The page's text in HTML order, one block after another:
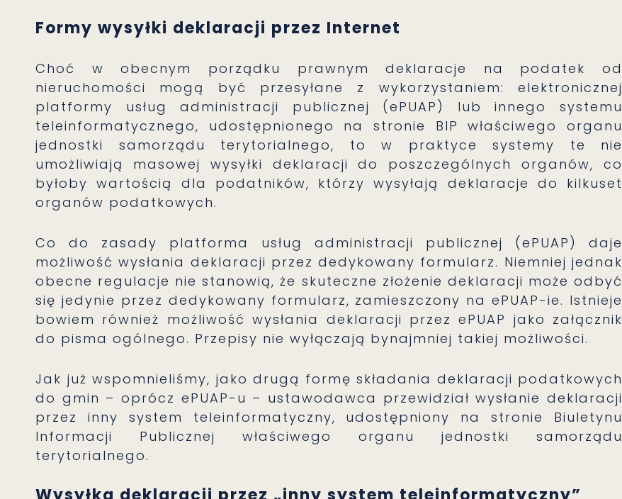
Formy wysyłki deklaracji przez Internet
Choć w obecnym porządku prawnym deklaracje na podatek od
nieruchomości mogą być przesyłane z wykorzystaniem: elektronicznej
platformy usług administracji publicznej (ePUAP) lub innego systemu
teleinformatycznego, udostępnionego na stronie BIP właściwego organu
jednostki samorządu terytorialnego, to w praktyce systemy te nie
umożliwiają masowej wysyłki deklaracji do poszczególnych organów, co
byłoby wartością dla podatników, którzy wysyłają deklaracje do kilkuset
organów podatkowych.
Co do zasady platforma usług administracji publicznej (ePUAP) daje
możliwość wysłania deklaracji przez dedykowany formularz. Niemniej jednak
obecne regulacje nie stanowią, że skuteczne złożenie deklaracji może odbyć
się jedynie przez dedykowany formularz, zamieszczony na ePUAP-ie. Istnieje
bowiem również możliwość wysłania deklaracji przez ePUAP jako załącznik
do pisma ogólnego. Przepisy nie wyłączają bynajmniej takiej możliwości.
Jak już wspomnieliśmy, jako drugą formę składania deklaracji podatkowych
do gmin – oprócz ePUAP-u – ustawodawca przewidział wysłanie deklaracji
przez inny system teleinformatyczny, udostępniony na stronie Biuletynu
Informacji Publicznej właściwego organu jednostki samorządu
terytorialnego.